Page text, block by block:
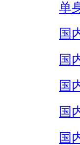
单
国
国
国
国
国